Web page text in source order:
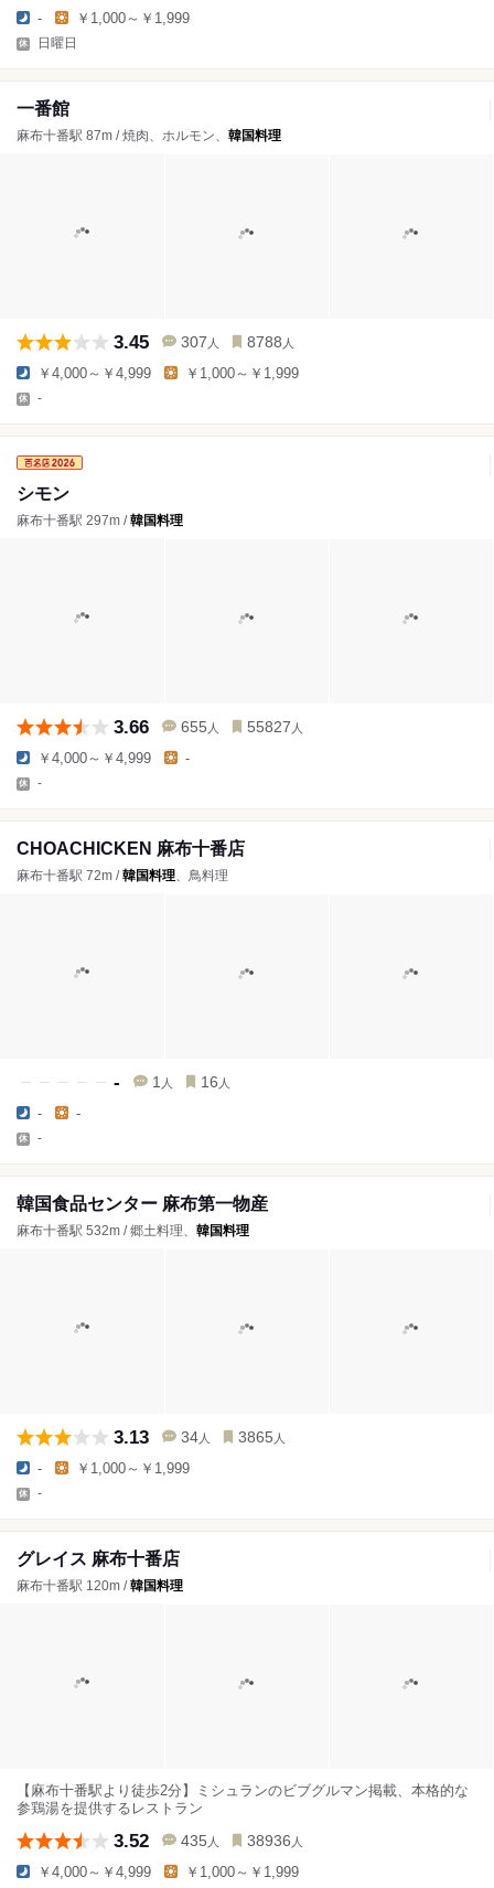
- ￥1,000～￥1,999
日曜日
一番館
麻布十番駅 87m / 焼肉、ホルモン、 韓国料理
3.45 307 人 8788 人
￥4,000～￥4,999 ￥1,000～￥1,999
-
シモン
麻布十番駅 297m /韓国料理
3.66 655 人 55827 人
￥4,000～￥4,999 -
-
CHOACHICKEN 麻布十番店
麻布十番駅 72m /韓国料理、鳥料理
- 1 人 16 人
- -
-
韓国食品センター 麻布第一物産
麻布十番駅 532m / 郷土料理、 韓国料理
3.13 34 人 3865 人
- ￥1,000～￥1,999
-
グレイス 麻布十番店
麻布十番駅 120m /韓国料理
【麻布十番駅より徒歩2分】ミシュランのビブグルマン掲載、本格的な
参鶏湯を提供するレストラン
3.52 435 人 38936 人
￥4,000～￥4,999 ￥1,000～￥1,999